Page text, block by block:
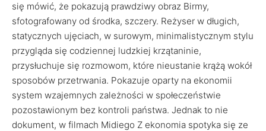
się mówić, że pokazują prawdziwy obraz Birmy,
sfotografowany od środka, szczery. Reżyser w długich,
statycznych ujęciach, w surowym, minimalistycznym stylu
przygląda się codziennej ludzkiej krzątaninie,
przysłuchuje się rozmowom, które nieustanie krążą wokół
sposobów przetrwania. Pokazuje oparty na ekonomii
system wzajemnych zależności w społeczeństwie
pozostawionym bez kontroli państwa. Jednak to nie
dokument, w filmach Midiego Z ekonomia spotyka się ze